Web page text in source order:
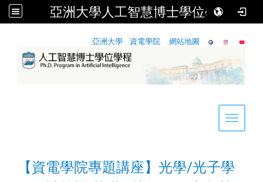
亞洲大學人工智慧博士學位學程
亞洲大學 資電學院 網站地圖
Toggle
【資電學院專題講座】光學/光子學